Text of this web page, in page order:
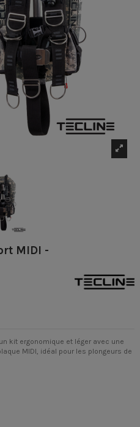
MIDI -
kit ergonomique et léger avec une
MIDI, idéal pour les plongeurs de